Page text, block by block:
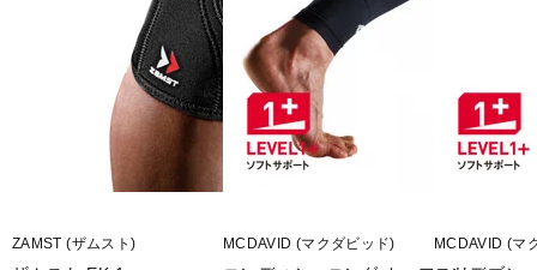
ZAMST (ザムスト) MCDAVID (マクダビッド) MCDAVID (マ